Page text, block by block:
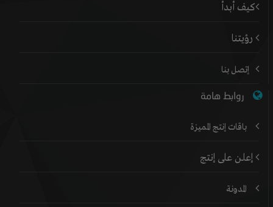
كيف أبدأ
رؤيتنا
إتصل بنا
روابط هامة
باقات إنتج المميزة
إعلن على إنتج
المدونة